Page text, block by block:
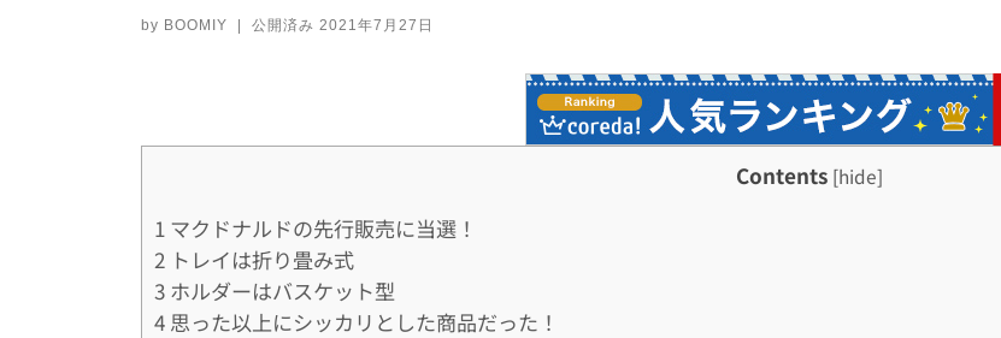
by BOOMIY | 公開済み 2021年7月27日
Contents [hide]
1 マクドナルドの先行販売に当選！
2 トレイは折り畳み式
3 ホルダーはバスケット型
4 思った以上にシッカリとした商品だった！